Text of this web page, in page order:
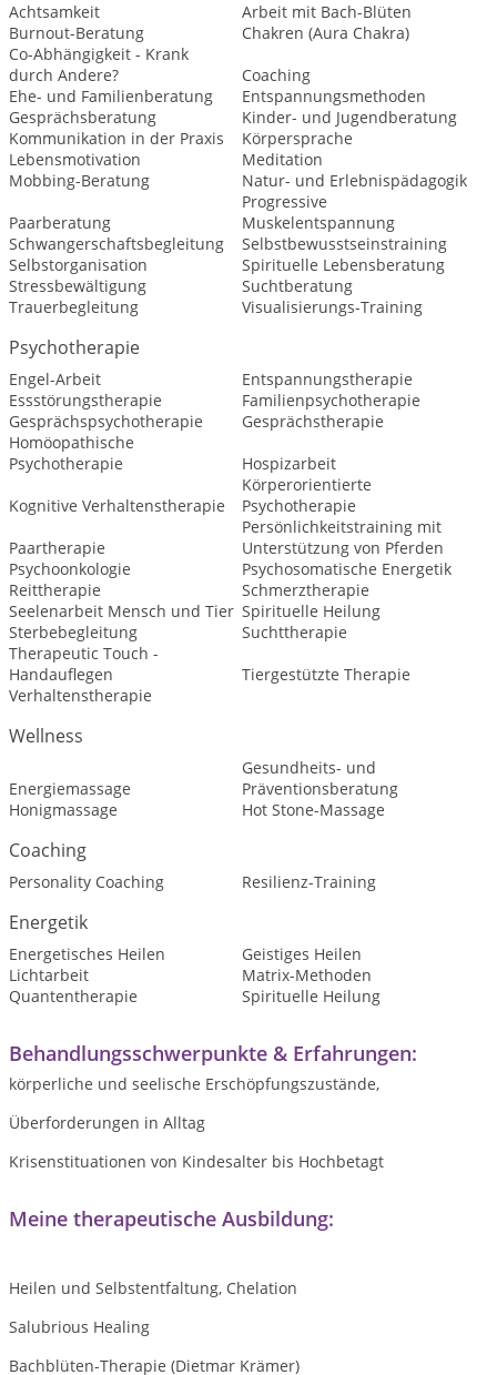
Achtsamkeit
Arbeit mit Bach-Blüten
Burnout-Beratung
Chakren (Aura Chakra)
Co-Abhängigkeit - Krank
durch Andere?
Coaching
Ehe- und Familienberatung
Entspannungsmethoden
Gesprächsberatung
Kinder- und Jugendberatung
Kommunikation in der Praxis
Körpersprache
Lebensmotivation
Meditation
Mobbing-Beratung
Natur- und Erlebnispädagogik
Paarberatung
Progressive
Muskelentspannung
Schwangerschaftsbegleitung
Selbstbewusstseinstraining
Selbstorganisation
Spirituelle Lebensberatung
Stressbewältigung
Suchtberatung
Trauerbegleitung
Visualisierungs-Training
Psychotherapie
Engel-Arbeit
Entspannungstherapie
Essstörungstherapie
Familienpsychotherapie
Gesprächspsychotherapie
Gesprächstherapie
Homöopathische
Psychotherapie
Hospizarbeit
Kognitive Verhaltenstherapie
Körperorientierte
Psychotherapie
Paartherapie
Persönlichkeitstraining mit
Unterstützung von Pferden
Psychoonkologie
Psychosomatische Energetik
Reittherapie
Schmerztherapie
Seelenarbeit Mensch und Tier Spirituelle Heilung
Sterbebegleitung
Suchttherapie
Therapeutic Touch -
Handauflegen
Tiergestützte Therapie
Verhaltenstherapie
Wellness
Energiemassage
Gesundheits- und
Präventionsberatung
Honigmassage
Hot Stone-Massage
Coaching
Personality Coaching Resilienz-Training
Energetik
Energetisches Heilen
Geistiges Heilen
Lichtarbeit
Matrix-Methoden
Quantentherapie
Spirituelle Heilung
Behandlungsschwerpunkte & Erfahrungen:
körperliche und seelische Erschöpfungszustände,
Überforderungen in Alltag
Krisenstituationen von Kindesalter bis Hochbetagt
Meine therapeutische Ausbildung:
Heilen und Selbstentfaltung, Chelation
Salubrious Healing
Bachblüten-Therapie (Dietmar Krämer)